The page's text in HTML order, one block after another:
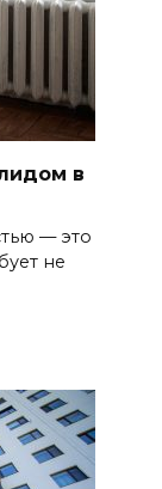
в
— это
не